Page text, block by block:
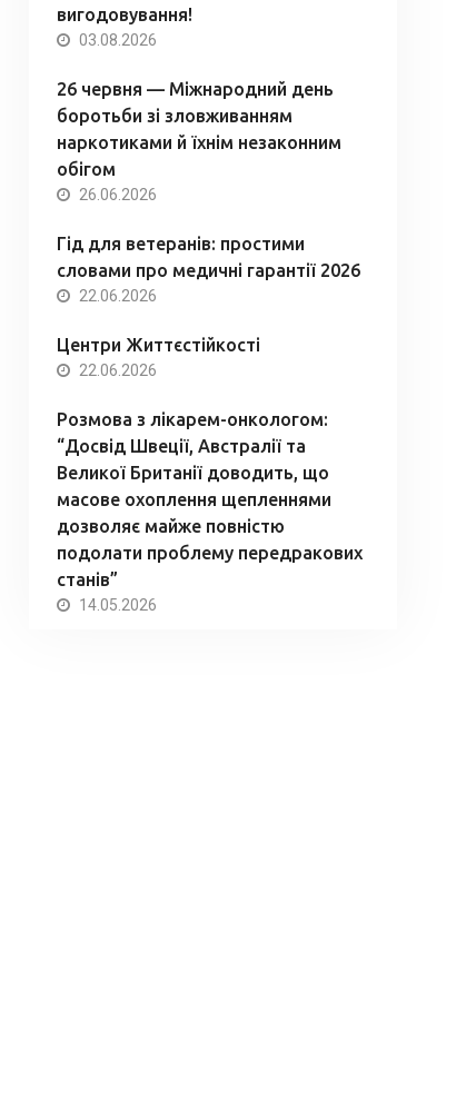
вигодовування!
03.08.2026
26 червня — Міжнародний день
боротьби зі зловживанням
наркотиками й їхнім незаконним
обігом
26.06.2026
Гід для ветеранів: простими
словами про медичні гарантії 2026
22.06.2026
Центри Життєстійкості
22.06.2026
Розмова з лікарем-онкологом:
“Досвід Швеції, Австралії та
Великої Британії доводить, що
масове охоплення щепленнями
дозволяє майже повністю
подолати проблему передракових
станів”
14.05.2026